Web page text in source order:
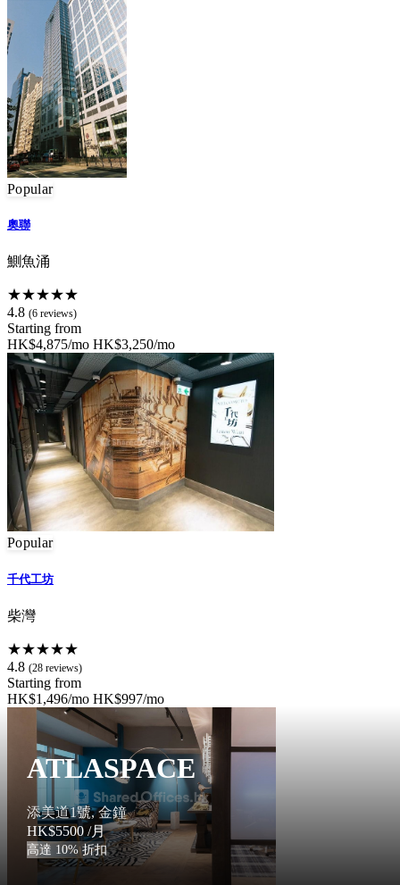
ATLASPACE
添美道1號, 金鐘
HK$5500 /月
高達 10% 折扣
Popular
奧聯
鰂魚涌
★★★★★
4.8 (6 reviews)
Starting from
HK$4,875/mo HK$3,250/mo
Popular
千代工坊
柴灣
★★★★★
4.8 (28 reviews)
Starting from
HK$1,496/mo HK$997/mo